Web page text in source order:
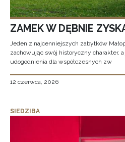
ZAMEK W DĘBNIE
Jeden z najcenniejszych zabytków
zachowując swój historyczny charakter,
udogodnienia dla współczesnych zw
12 czerwca, 2026
SIEDZIBA